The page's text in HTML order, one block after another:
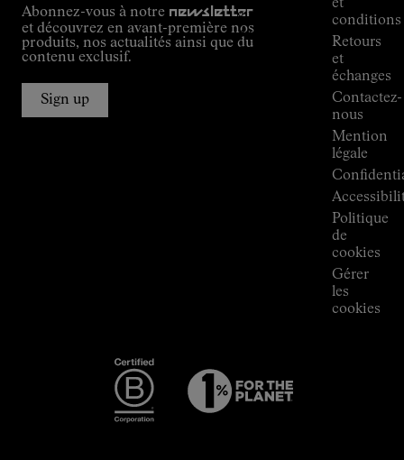
Abonnez-vous à notre newsletter
et découvrez en avant-première nos
produits, nos actualités ainsi que du
contenu exclusif.
Sign up
guide
Alpine
Connections
et
conditions
Retours
et
échanges
Contactez-
nous
Mention
légale
Politique
de
cookies
Gérer
les
cookies